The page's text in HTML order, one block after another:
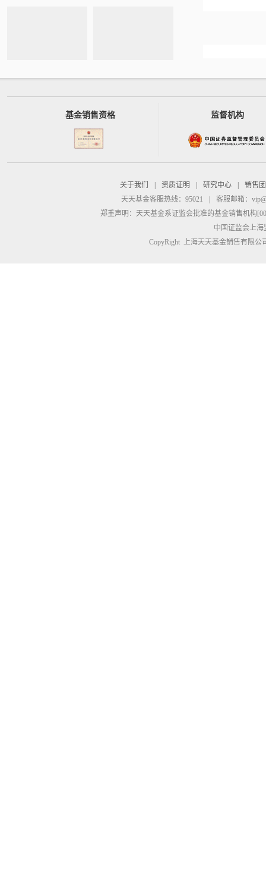
基金销售资格 监督机构
关于我们 资质证明 研究中心
销售
天天基金客服热线：95021
客服邮箱：
郑重声明： 天天基金系证监会批准的基金销售机构
中国证监会上
CopyRight 上海天天基金销售有限